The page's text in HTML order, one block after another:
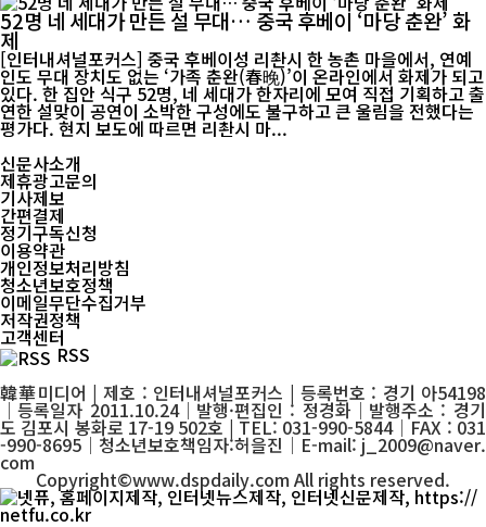
52명 네 세대가 만든 설 무대… 중국 후베이 ‘마당 춘완’ 화
제
[인터내셔널포커스] 중국 후베이성 리촨시 한 농촌 마을에서, 연예
인도 무대 장치도 없는 ‘가족 춘완(春晚)’이 온라인에서 화제가 되고
있다. 한 집안 식구 52명, 네 세대가 한자리에 모여 직접 기획하고 출
연한 설맞이 공연이 소박한 구성에도 불구하고 큰 울림을 전했다는
평가다. 현지 보도에 따르면 리촨시 마...
신문사소개
제휴광고문의
기사제보
간편결제
정기구독신청
이용약관
개인정보처리방침
청소년보호정책
이메일무단수집거부
저작권정책
고객센터
RSS
韓華미디어 | 제호 : 인터내셔널포커스 | 등록번호 : 경기 아54198
│등록일자 2011.10.24│발행·편집인 : 정경화│발행주소 : 경기
도 김포시 봉화로 17-19 502호 | TEL: 031-990-5844│FAX : 031
-990-8695│청소년보호책임자:허을진│E-mail: j_2009@naver.
com
Copyright©www.dspdaily.com All rights reserved.